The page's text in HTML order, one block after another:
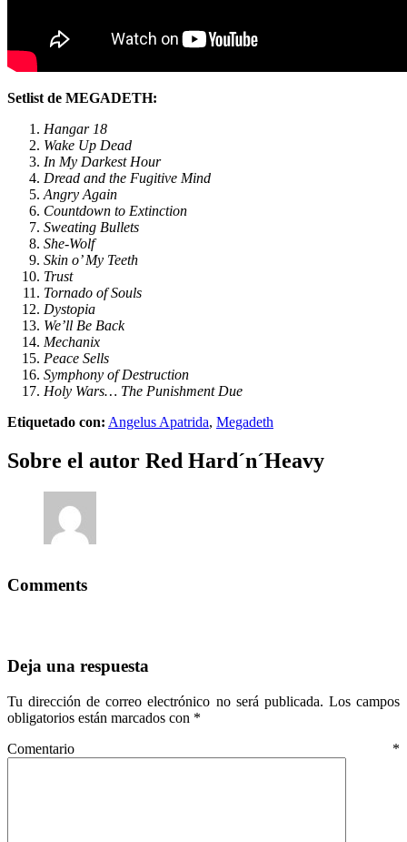
Setlist de MEGADETH:
Hangar 18
Wake Up Dead
In My Darkest Hour
Dread and the Fugitive Mind
Angry Again
Countdown to Extinction
Sweating Bullets
She-Wolf
Skin o’ My Teeth
Trust
Tornado of Souls
Dystopia
We’ll Be Back
Mechanix
Peace Sells
Symphony of Destruction
Holy Wars… The Punishment Due
Etiquetado con: Angelus Apatrida, Megadeth
Sobre el autor Red Hard´n´Heavy
Comments
Deja una respuesta
Tu dirección de correo electrónico no será publicada. Los campos
obligatorios están marcados con *
Comentario *